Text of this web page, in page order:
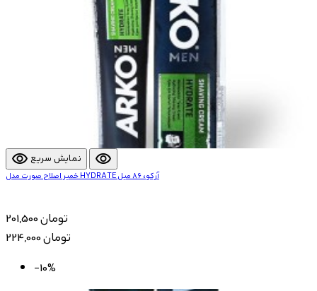
visibility نمایش سریع visibility
خمیر اصلاح صورت مدل HYDRATE آرکو، 86 میل
201,500 تومان
224,000 تومان
-10%